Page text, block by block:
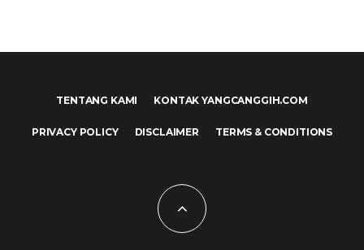
TENTANG KAMI KONTAK YANGCANGGIH.COM
PRIVACY POLICY DISCLAIMER TERMS & CONDITIONS